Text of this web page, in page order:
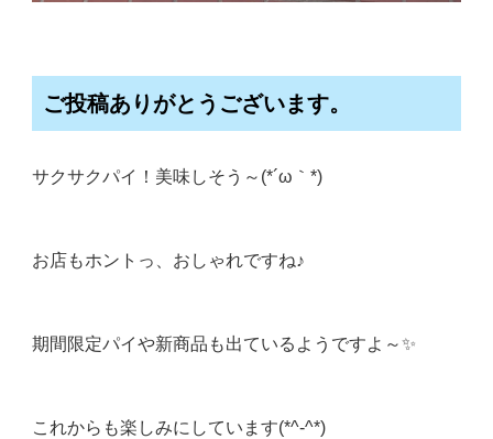
ご投稿ありがとうございます。
サクサクパイ！美味しそう～(*´ω｀*)
お店もホントっ、おしゃれですね♪
期間限定パイや新商品も出ているようですよ～✨
これからも楽しみにしています(*^-^*)